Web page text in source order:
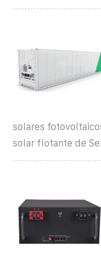
solares
solar flotante de